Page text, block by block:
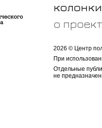
колонки
о
2026 © Центр
При
Отдельные
не